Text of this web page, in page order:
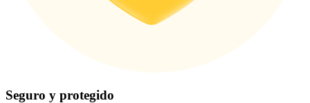
Seguro y protegido